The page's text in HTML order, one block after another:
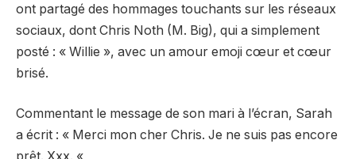
ont partagé des hommages touchants sur les réseaux
sociaux, dont Chris Noth (M. Big), qui a simplement
posté : « Willie », avec un amour emoji cœur et cœur
brisé.
Commentant le message de son mari à l’écran, Sarah
a écrit : « Merci mon cher Chris. Je ne suis pas encore